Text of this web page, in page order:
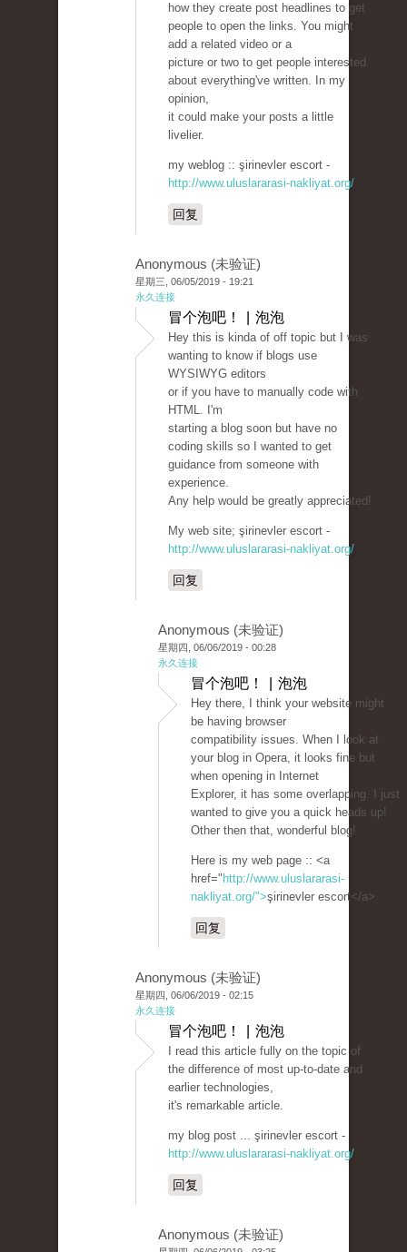
how they create post headlines to get
people to open the links. You might
add a related video or a
picture or two to get people interested
about everything've written. In my
opinion,
it could make your posts a little
livelier.
my weblog :: şirinevler escort -
http://www.uluslararasi-nakliyat.org/
回复
Anonymous (未验证)
星期三, 06/05/2019 - 19:21
永久连接
冒个泡吧！ | 泡泡
Hey this is kinda of off topic but I was
wanting to know if blogs use
WYSIWYG editors
or if you have to manually code with
HTML. I'm
starting a blog soon but have no
coding skills so I wanted to get
guidance from someone with
experience.
Any help would be greatly appreciated!
My web site; şirinevler escort -
http://www.uluslararasi-nakliyat.org/
回复
Anonymous (未验证)
星期四, 06/06/2019 - 00:28
永久连接
冒个泡吧！ | 泡泡
Hey there, I think your website might
be having browser
compatibility issues. When I look at
your blog in Opera, it looks fine but
when opening in Internet
Explorer, it has some overlapping. I just
wanted to give you a quick heads up!
Other then that, wonderful blog!
Here is my web page :: <a
href=" http://www.uluslararasi-
nakliyat.org/">şirinevler escort</a>
回复
Anonymous (未验证)
星期四, 06/06/2019 - 02:15
永久连接
冒个泡吧！ | 泡泡
I read this article fully on the topic of
the difference of most up-to-date and
earlier technologies,
it's remarkable article.
my blog post ... şirinevler escort -
http://www.uluslararasi-nakliyat.org/
回复
Anonymous (未验证)